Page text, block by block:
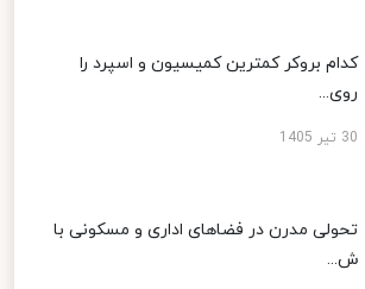
کدام بروکر کمترین کمیسیون و اسپرد را
روی...
30 تیر 1405
تحولی مدرن در فضاهای اداری و مسکونی با
ش...